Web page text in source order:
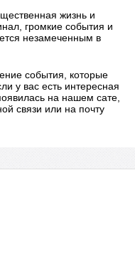
жизнь и
громкие события и
незамеченным в
события, которые
у вас есть интересная
на нашем сате,
связи или на почту